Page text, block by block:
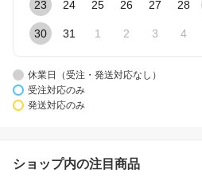
23 24 25 26 27 28
30 31 1 2 3 4
休業日（受注・発送対応なし）
受注対応のみ
発送対応のみ
ショップ内の注目商品